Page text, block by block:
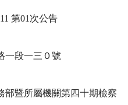
第01次公告
一段一三０號
部暨所屬機關第四十期檢察